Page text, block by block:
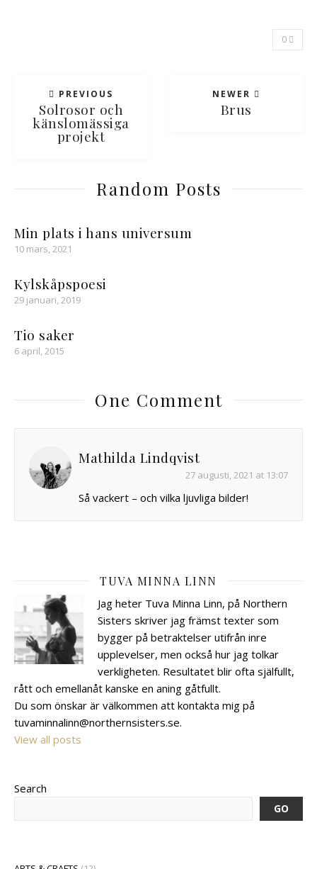
0
PREVIOUS
Solrosor och
känslomässiga
projekt
NEWER
Brus
Random Posts
Min plats i hans universum
10 mars, 2021
Kylskåpspoesi
29 januari, 2019
Tio saker
6 april, 2015
One Comment
Mathilda Lindqvist
27 augusti, 2021 at 13:07
Så vackert – och vilka ljuvliga bilder!
TUVA MINNA LINN
Jag heter Tuva Minna Linn, på Northern
Sisters skriver jag främst texter som
bygger på betraktelser utifrån inre
upplevelser, men också hur jag tolkar
verkligheten. Resultatet blir ofta själfullt,
rått och emellanåt kanske en aning gåtfullt.
Du som önskar är välkommen att kontakta mig på
tuvaminnalinn@northernsisters.se.
View all posts
Search
GO